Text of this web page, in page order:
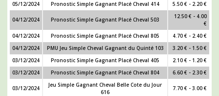
05/12/2024
Pronostic Simple Gagnant Placé Cheval 414 5.50 € - 2.20 €
04/12/2024 Pronostic Simple Gagnant Placé Cheval 503
12.50 € - 4.00
€
04/12/2024
Pronostic Simple Gagnant Placé Cheval 805
4.70 € - 2.40 €
04/12/2024
PMU Jeu Simple Cheval Gagnant du Quinté 103
3.20 € - 1.50 €
03/12/2024
Pronostic Simple Gagnant Placé Cheval 405
2.10 € - 1.20 €
03/12/2024
Pronostic Simple Gagnant Placé Cheval 804 6.60 € - 2.30 €
03/12/2024
Jeu Simple Gagnant Cheval Belle Cote du Jour
616
7.70 € - 3.00 €